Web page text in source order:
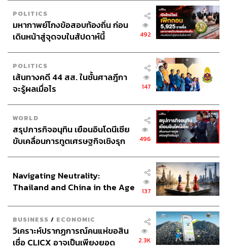
ยังถือว่าเป็นประเทศที่มีเศรษฐกิจค่อนข้างใหญ่ มีหลาย
ประเทศค้าขายร่วมกันค่อนข้างมาก หนึ่งในนั้นก็มีญี่ปุ่นด้วย
ซึ่งในปี 2564 ถือว่าทำได้ค่อนข้างดี เนื่องจากได้นายกคนใหม่
มาบริหารประเทศ ซึ่งถ้าปี 2565 จีนมีการเติบโตชะลอลง
ญี่ปุ่นก็อาจจะชะลอลงไปด้วย
“ปี 2565 คาดว่า Fed จะขึ้นอัตราดอกเบี้ยได้ถึง 3 ครั้ง ซึ่งโดย
ปกติ ตามสถิติแล้ว ก่อนการขึ้นดอกเบี้ยครั้งแรกของสหรัฐฯ
ตลาดจะมีความผันผวนค่อนข้างสูง แต่หลังจากที่ขึ้นดอกเบี้ย
ครั้งแรกแล้วมีตลาดที่จะปรับตัวขึ้นได้ ถ้าขึ้นดอกเบี้ยแล้ว
แสดงว่ามั่นใจในการเติบโตทางเศรษฐกิจยังพอไปต่อได้”
มีการเติบโตอยู่ในระดับสูง ตลาดหุ้นทำ All Time High ตลอด
ซึ่งถ้านักลงทุนมีหุ้นเวียดนามอยู่แล้ว แนะนำว่าให้ถือต่อไป
แน่นอนว่าในไตรมาส 1 อาจมีความผันผวนของตลาดโลก
ฝั่งของอินเดียปีนี้ราคาค่อนข้างขึ้นมาเยอะ ตั้งแต่จีนกับ
POLITICS
มหากาพย์โกงข้อสอบท้องถิ่น ก่อน
เดินหน้าสู่จุดจบในสัปดาห์นี้
492
POLITICS
เส้นทางคดี 44 สส. ในชั้นศาลฎีกา
จะรู้ผลเมื่อไร
147
WORLD
สรุปภารกิจอนุทิน เยือนอินโดนีเซีย
ขับเคลื่อนการทูตเศรษฐกิจเชิงรุก
496
Navigating Neutrality:
Thailand and China in the Age
137
BUSINESS / ECONOMIC
วิเคราะห์ปรากฏการณ์คนแห่ขอสิน
เชื่อ CLICX อาจเป็นเพียงยอด
2.3K